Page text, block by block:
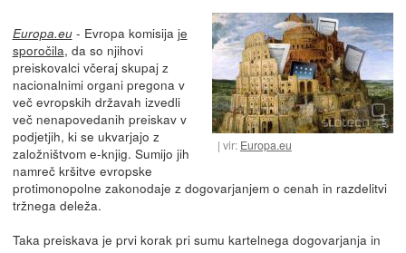
vir: Europa.eu
Europa.eu- Evropa komisija je
sporočila, da so njihovi
preiskovalci včeraj skupaj z
nacionalnimi organi pregona v
več evropskih državah izvedli
več nenapovedanih preiskav v
podjetjih, ki se ukvarjajo z
založništvom e-knjig. Sumijo jih
namreč kršitve evropske
protimonopolne zakonodaje z dogovarjanjem o cenah in razdelitvi
tržnega deleža.
Taka preiskava je prvi korak pri sumu kartelnega dogovarjanja in